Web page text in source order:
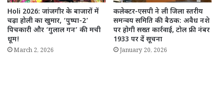
Holi 2026: जांजगीर के बाजारों में
चढ़ा होली का खुमार, ‘पुष्पा-2’
पिचकारी और ‘गुलाल गन’ की मची
धूम!
March 2, 2026
कलेक्टर-एसपी ने ली जिला स्तरीय
समन्वय समिति की बैठक: अवैध नशे
पर होगी सख्त कार्रवाई, टोल फ्री नंबर
1933 पर दें सूचना
January 20, 2026